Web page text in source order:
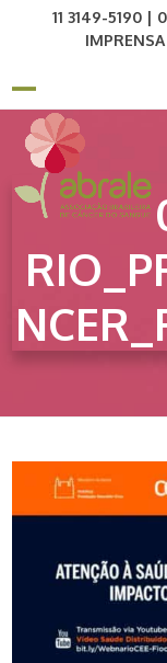
11 3149-5190 |
IMPRENSA
Open
mobile
menu
Close
mobile
menu